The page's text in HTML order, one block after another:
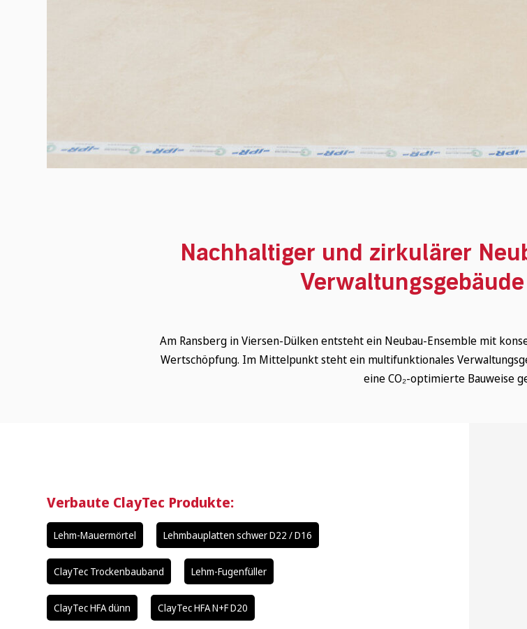
Nachhaltiger und zirkulärer
Am Ransberg in Viersen-Dülken entsteht ein Neubau-Ensemble mit
Wertschöpfung. Im Mittelpunkt steht ein multifunktionales
eine CO₂-optimierte Bauweise
Verbaute ClayTec Produkte:
Lehm-Mauermörtel Lehmbauplatten schwer D22 / D16
ClayTec Trockenbauband Lehm-Fugenfüller
ClayTec HFA dünn ClayTec HFA N+F D20